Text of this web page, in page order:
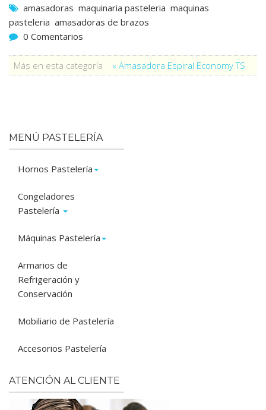
amasadoras maquinaria pasteleria maquinas
pasteleria amasadoras de brazos
0 Comentarios
Más en esta categoría « Amasadora Espiral Economy TS
MENÚ PASTELERÍA
Hornos Pastelería
Congeladores
Pastelería
Máquinas Pastelería
Armarios de
Refrigeración y
Conservación
Mobiliario de Pastelería
Accesorios Pastelería
ATENCIÓN AL CLIENTE